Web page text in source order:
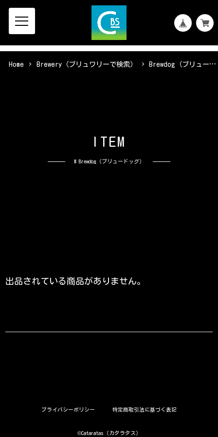
I TEM
# Brewdog（ブリュードッグ）
Home Brewery（ブリュワリーで検索） Brewdog（ブリュードッグ）
出品されている商品がありません。
プライバシーポリシー 特定商取引法に基づく表記
©︎Cataratas（カタラタス）